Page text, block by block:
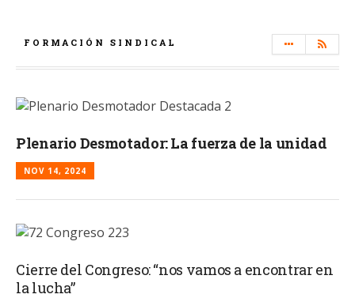
FORMACIÓN SINDICAL
Plenario Desmotador: La fuerza de la unidad
NOV 14, 2024
Cierre del Congreso: “nos vamos a encontrar en
la lucha”